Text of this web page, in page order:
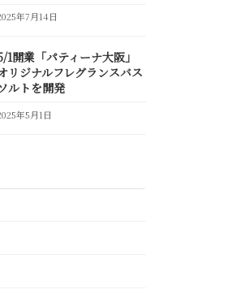
年7月14日
1開業「パティーナ大阪」
リジナルフレグランスバス
ルトを開発
年5月1日